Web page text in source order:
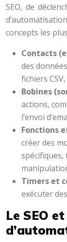
SEO, de
concepts les
Contacts
des
fichiers CSV,
Bobines
actions,
l’envoi
Fonctions
créer des
spécifiques,
Timers et
exécuter
Le SEO